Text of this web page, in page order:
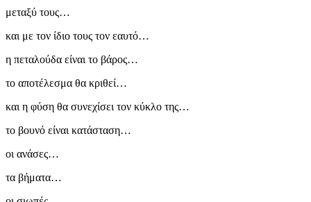
μεταξύ τους…
και με τον ίδιο τους τον εαυτό…
η πεταλούδα είναι το βάρος…
το αποτέλεσμα θα κριθεί…
και η φύση θα συνεχίσει τον κύκλο της…
το βουνό είναι κατάσταση…
οι ανάσες…
τα βήματα…